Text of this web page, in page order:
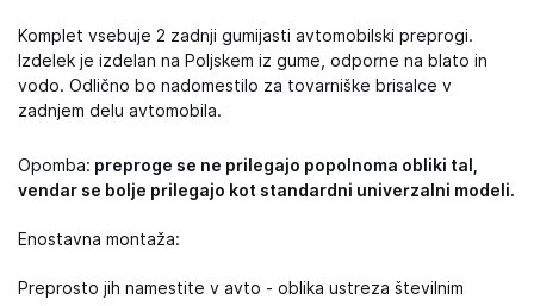
Komplet vsebuje 2 zadnji gumijasti avtomobilski preprogi.
Izdelek je izdelan na Poljskem iz gume, odporne na blato in
vodo. Odlično bo nadomestilo za tovarniške brisalce v
zadnjem delu avtomobila.
Opomba: preproge se ne prilegajo popolnoma obliki tal,
vendar se bolje prilegajo kot standardni univerzalni modeli.
Enostavna montaža:
Preprosto jih namestite v avto - oblika ustreza številnim